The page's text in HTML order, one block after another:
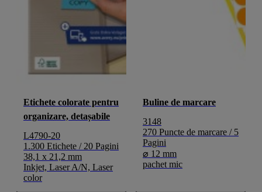
Etichete colorate pentru
organizare, detașabile
L4790-20
1.300 Etichete / 20 Pagini
38,1 x 21,2 mm
Inkjet, Laser A/N, Laser
color
Buline de marcare
3148
270 Puncte de marcare / 5
Pagini
⌀ 12 mm
pachet mic